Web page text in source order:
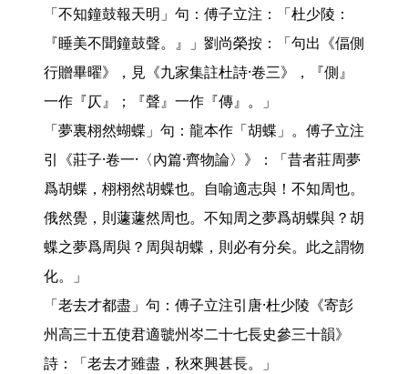
「不知鐘鼓報天明」句：傅子立注：「杜少陵：
『睡美不聞鐘鼓聲。』」劉尚榮按：「句出《偪側
行贈畢曜》，見《九家集註杜詩·卷三》，『側』
一作『仄』；『聲』一作『傳』。」
「夢裏栩然蝴蝶」句：龍本作「胡蝶」。傅子立注
引《莊子·卷一·〈內篇·齊物論〉》：「昔者莊周夢
爲胡蝶，栩栩然胡蝶也。自喻適志與！不知周也。
俄然覺，則蘧蘧然周也。不知周之夢爲胡蝶與？胡
蝶之夢爲周與？周與胡蝶，則必有分矣。此之謂物
化。」
「老去才都盡」句：傅子立注引唐·杜少陵《寄彭
州高三十五使君適虢州岑二十七長史參三十韻》
詩：「老去才雖盡，秋來興甚長。」